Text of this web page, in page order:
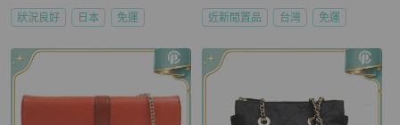
狀況良好 日本 免運 近新閒置品 台灣 免運